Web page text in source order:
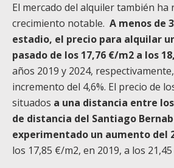
El mercado del alquiler también
crecimiento notable. A menos de
estadio, el precio para alquilar
pasado de los 17,76 €/m2 a los
años 2019 y 2024,
incremento del 4,6%. El precio de
situados a una distancia entre
de distancia del Santiago
experimentado un aumento del
los 17,85 €/m2, en 2019, a los